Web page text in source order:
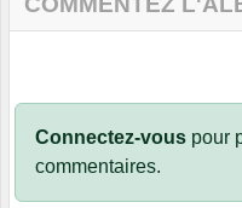
Connectez-vous pour
commentaires.